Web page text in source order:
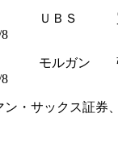
ＢＳ
モルガ
・サックス証券